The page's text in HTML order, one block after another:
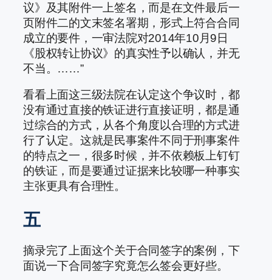
议》及其附件一上签名，而是在文件最后一
页附件二的文末签名署期，形式上符合合同
成立的要件，一审法院对2014年10月9日
《股权转让协议》的真实性予以确认，并无
不当。……”
看看上面这三级法院在认定这个争议时，都
没有通过直接的铁证进行直接证明，都是通
过综合的方式，从各个角度以合理的方式进
行了认定。这就是民事案件不同于刑事案件
的特点之一，很多时候，并不依赖板上钉钉
的铁证，而是要通过证据来比较哪一种事实
主张更具有合理性。
五
摘录完了上面这个关于合同签字的案例，下
面说一下合同签字究竟怎么签会更好些。